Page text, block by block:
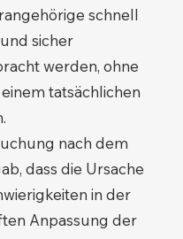
schnell
sicher
werden, ohne
tatsächlichen
nach dem
dass die Ursache
in der
Anpassung der